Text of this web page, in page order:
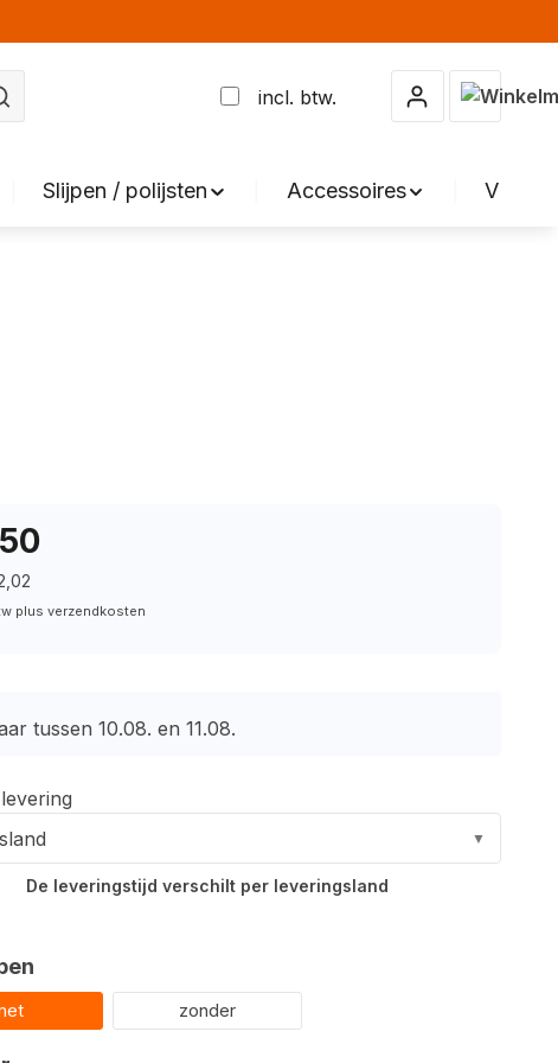
incl. btw.
Slijpen / polijsten Accessoires
plus verzendkosten
tussen 10.08. en 11.08.
▼
De leveringstijd verschilt per leveringsland
zonder